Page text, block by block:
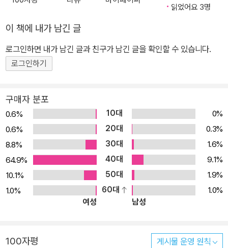
읽었어요 3명
이 책에 내가 남긴 글
로그인하면 내가 남긴 글과 친구가 남긴 글을 확인할 수 있습니다.
로그인하기
구매자 분포
0.6% 10대
0%
0.6%
20대
0.3%
8.8%
30대
1.6%
64.9%
40대
9.1%
10.1%
50대
1.9%
1.0%
60대
1.0%
여성
남성
100자평 게시물 운영 원칙